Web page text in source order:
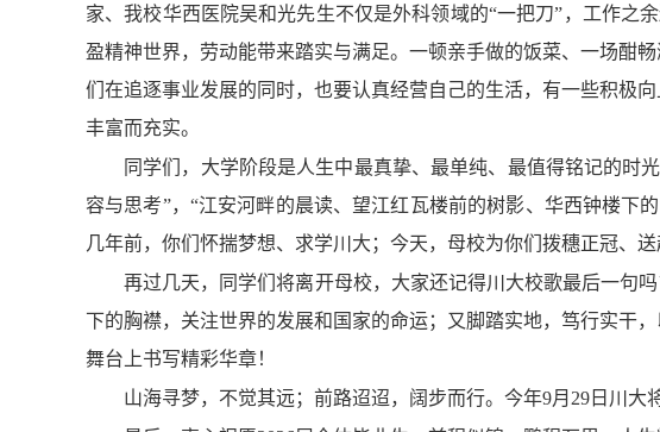
家、我校华西医院吴和光先生不仅是外科领域的“一把刀”，工作之
盈精神世界，劳动能带来踏实与满足。一顿亲手做的饭菜、一场酣
们在追逐事业发展的同时，也要认真经营自己的生活，有一些积极
丰富而充实。
同学们，大学阶段是人生中最真挚、最单纯、最值得铭记的时
容与思考”，“江安河畔的晨读、望江红瓦楼前的树影、华西钟楼下
几年前，你们怀揣梦想、求学川大；今天，母校为你们拨穗正冠、
再过几天，同学们将离开母校，大家还记得川大校歌最后一句
下的胸襟，关注世界的发展和国家的命运；又脚踏实地，笃行实干
舞台上书写精彩华章！
山海寻梦，不觉其远；前路迢迢，阔步而行。今年9月29日川